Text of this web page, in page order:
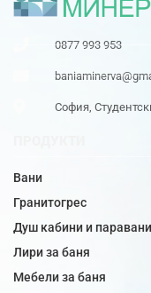
0877 993 953
София,
Вани
Гранитогрес
Душ кабини и паравани
Лири за баня
Мебели за баня